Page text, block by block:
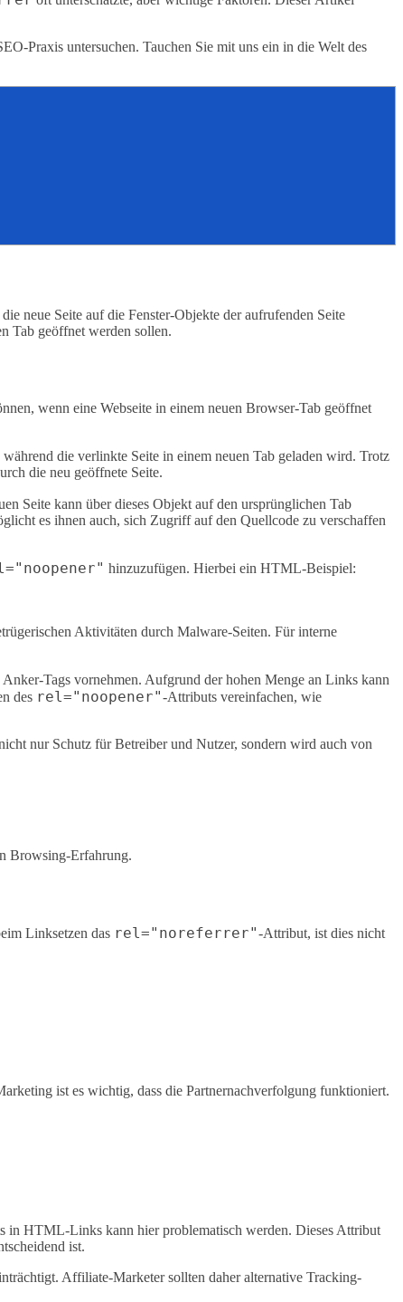
Praxis untersuchen. Tauchen Sie mit uns ein in die Welt des
neue Seite auf die Fenster-Objekte der aufrufenden Seite
Tab geöffnet werden sollen.
wenn eine Webseite in einem neuen Browser-Tab geöffnet
die verlinkte Seite in einem neuen Tab geladen wird. Trotz
die neu geöffnete Seite.
Seite kann über dieses Objekt auf den ursprünglichen Tab
es ihnen auch, sich Zugriff auf den Quellcode zu verschaffen
hinzuzufügen. Hierbei ein HTML-Beispiel:
Aktivitäten durch Malware-Seiten. Für interne
Tags vornehmen. Aufgrund der hohen Menge an Links kann
des rel="noopener"-Attributs vereinfachen, wie
nur Schutz für Betreiber und Nutzer, sondern wird auch von
Browsing-Erfahrung.
Linksetzen das rel="noreferrer"-Attribut, ist dies nicht
ist es wichtig, dass die Partnernachverfolgung funktioniert.
in HTML-Links kann hier problematisch werden. Dieses Attribut
ist.
Affiliate-Marketer sollten daher alternative Tracking-